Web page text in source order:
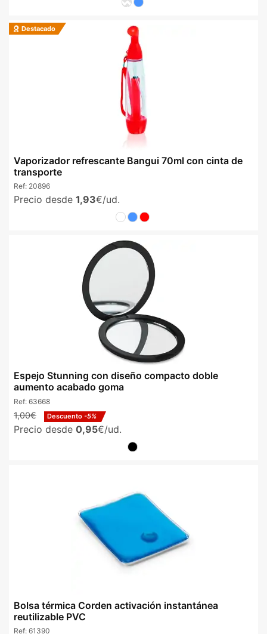
Destacado
Vaporizador refrescante Bangui 70ml con cinta de
transporte
Ref: 20896
Precio desde 1,93€/ud.
Espejo Stunning con diseño compacto doble
aumento acabado goma
Ref: 63668
1,00€ Descuento -5%
Precio desde 0,95€/ud.
Bolsa térmica Corden activación instantánea
reutilizable PVC
Ref: 61390